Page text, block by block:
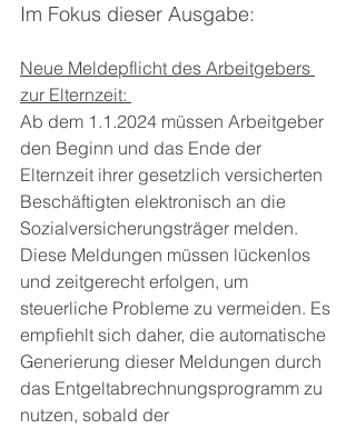
Im Fokus dieser Ausgabe:
Neue Meldepflicht des Arbeitgebers
zur Elternzeit:
Ab dem 1.1.2024 müssen Arbeitgeber
den Beginn und das Ende der
Elternzeit ihrer gesetzlich versicherten
Beschäftigten elektronisch an die
Sozialversicherungsträger melden.
Diese Meldungen müssen lückenlos
und zeitgerecht erfolgen, um
steuerliche Probleme zu vermeiden. Es
empfiehlt sich daher, die automatische
Generierung dieser Meldungen durch
das Entgeltabrechnungsprogramm zu
nutzen, sobald der